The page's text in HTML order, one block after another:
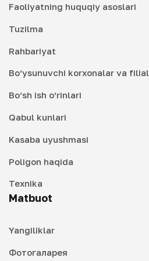
Faoliyatning huquqiy asoslari
Tuzilma
Rahbariyat
Bo‘ysunuvchi korxonalar va
Bo‘sh ish o‘rinlari
Qabul kunlari
Kasaba uyushmasi
Poligon haqida
Texnika
Matbuot
Yangiliklar
Фотогаларея